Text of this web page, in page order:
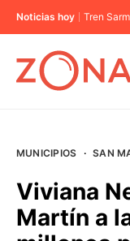
Noticias hoy Tren
BUENOS AIRES
MUNICIPIOS · SAN
Viviana
Martín a